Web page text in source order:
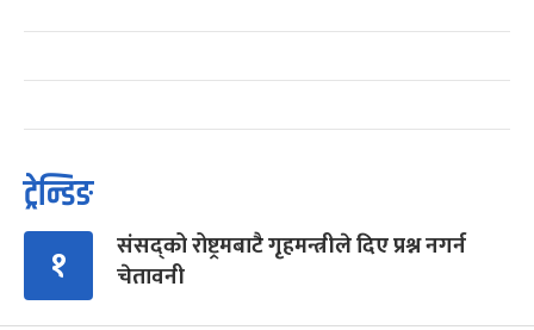
ट्रेन्डिङ
१
संसद्को रोष्ट्रमबाटै गृहमन्त्रीले दिए प्रश्न नगर्न
चेतावनी